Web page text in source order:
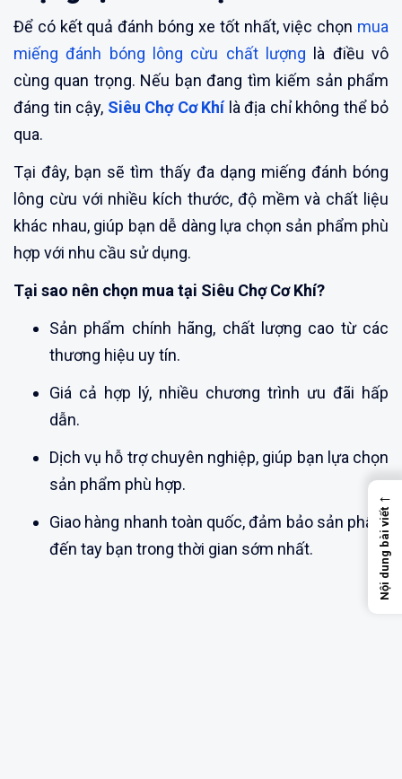
Để có kết quả đánh bóng xe tốt nhất, việc chọn mua
miếng đánh bóng lông cừu chất lượng là điều vô
cùng quan trọng. Nếu bạn đang tìm kiếm sản phẩm
đáng tin cậy, Siêu Chợ Cơ Khílà địa chỉ không thể bỏ
qua.
Tại đây, bạn sẽ tìm thấy đa dạng miếng đánh bóng
lông cừu với nhiều kích thước, độ mềm và chất liệu
khác nhau, giúp bạn dễ dàng lựa chọn sản phẩm phù
hợp với nhu cầu sử dụng.
Tại sao nên chọn mua tại Siêu Chợ Cơ Khí?
Sản phẩm chính hãng, chất lượng cao từ các
thương hiệu uy tín.
Giá cả hợp lý, nhiều chương trình ưu đãi hấp
dẫn.
Dịch vụ hỗ trợ chuyên nghiệp, giúp bạn lựa chọn
sản phẩm phù hợp.
Giao hàng nhanh toàn quốc, đảm bảo sản phẩm
đến tay bạn trong thời gian sớm nhất.
←
Nội dung bài viết